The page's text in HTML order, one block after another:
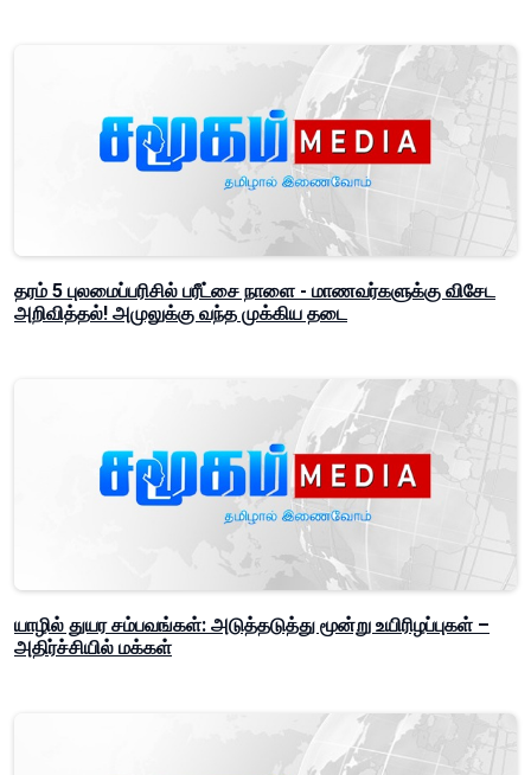
தரம் 5 புலமைப்பரிசில் பரீட்சை நாளை - மாணவர்களுக்கு விசேட
அறிவித்தல்! அமுலுக்கு வந்த முக்கிய தடை
யாழில் துயர சம்பவங்கள்: அடுத்தடுத்து மூன்று உயிரிழப்புகள் –
அதிர்ச்சியில் மக்கள்